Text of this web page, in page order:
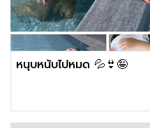
หนุบหนับไปหมด 💦👙🤪